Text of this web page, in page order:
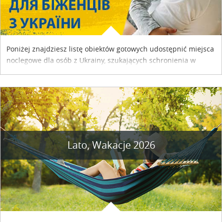
Poniżej znajdziesz listę obiektów gotowych udostępnić miejsca
noclegowe dla osób z Ukrainy, szukających schronienia w
Lato, Wakacje 2026